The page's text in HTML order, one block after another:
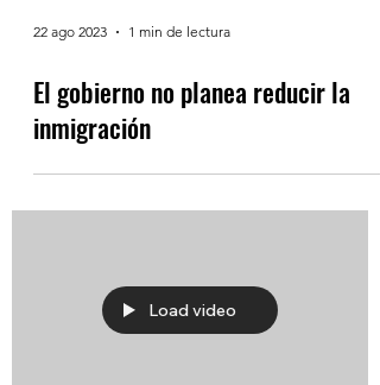
22 ago 2023 1 min de lectura
El gobierno no planea reducir la
inmigración
Load video